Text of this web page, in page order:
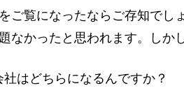
をご覧になったならご存知で
なかったと思われます。しか
はどちらになるんですか？